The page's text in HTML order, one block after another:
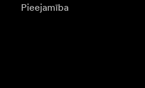
Pieejamība